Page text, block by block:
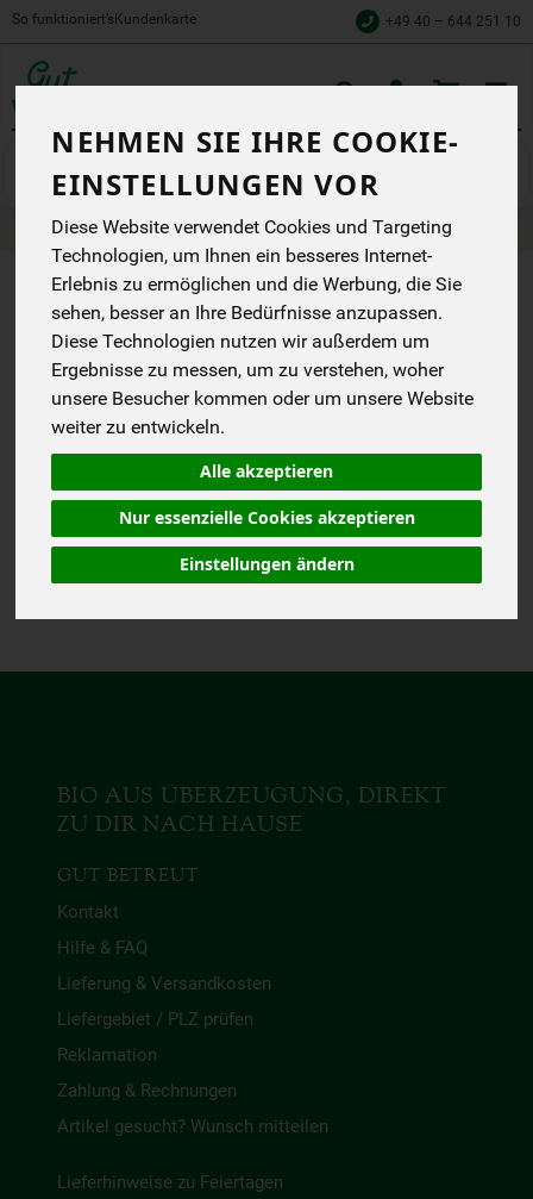
NEHMEN SIE IHRE COOKIE-
EINSTELLUNGEN VOR
Diese Website verwendet Cookies und Targeting
Technologien, um Ihnen ein besseres Internet-
Erlebnis zu ermöglichen und die Werbung, die Sie
sehen, besser an Ihre Bedürfnisse anzupassen.
Diese Technologien nutzen wir außerdem um
Ergebnisse zu messen, um zu verstehen, woher
unsere Besucher kommen oder um unsere Website
weiter zu entwickeln.
Alle akzeptieren
Nur essenzielle Cookies akzeptieren
Einstellungen ändern
So funktioniert’s Kundenkarte +49 40 – 644 251 10
Wein Rosé & Schaumwein
Produkte Getränke Wein Rosé & Schaumwein
PRODUKT "X
ROSAGREEN
DOC ROSE"
NICHT
VERFÜGBAR.
Das von Dir gesuchte
Produkt ist leider zur Zeit
nicht verfügbar.
BIO AUS ÜBERZEUGUNG, DIREKT
ZU DIR NACH HAUSE
GUT BETREUT
Kontakt
Hilfe & FAQ
Lieferung & Versandkosten
Liefergebiet / PLZ prüfen
Reklamation
Zahlung & Rechnungen
Artikel gesucht? Wunsch mitteilen
Lieferhinweise zu Feiertagen
cart